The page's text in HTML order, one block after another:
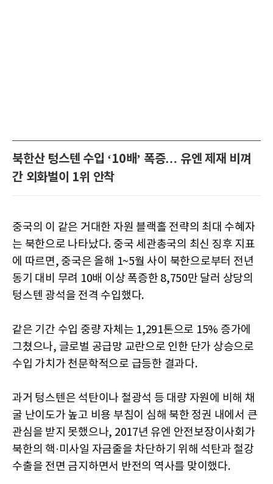
북한산 텅스텐 수입 ‘10배’ 폭증… 유엔 제재 비껴
간 외화벌이 1위 안착
중국의 이 같은 거대한 자원 블랙홀 전략의 최대 수혜자
는 북한으로 나타났다. 중국 세관총국의 최신 징후 지표
에 따르면, 중국은 올해 1~5월 사이 북한으로부터 전년
동기 대비 무려 10배 이상 폭증한 8,750만 달러 상당의
텅스텐 광석을 전격 수입했다.
같은 기간 수입 중량 자체는 1,291톤으로 15% 증가에
그쳤으나, 글로벌 공급망 교란으로 인한 단가 상승으로
수입 가치가 천문학적으로 급등한 결과다.
과거 텅스텐은 석탄이나 철광석 등 대량 자원에 비해 채
굴 난이도가 높고 비용 부침이 심해 북한 정권 내에서 큰
관심을 받지 못했으나, 2017년 유엔 안전보장이사회가
북한의 핵·미사일 자금줄을 차단하기 위해 석탄과 철강
수출을 전면 금지하면서 반전의 역사를 맞이했다.